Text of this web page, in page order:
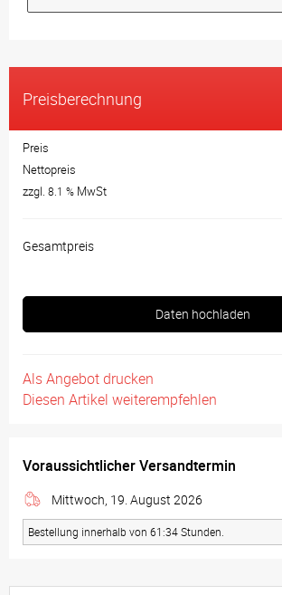
Preisberechnung
Preis
Nettopreis
zzgl. 8.1 % MwSt
Gesamtpreis
Daten hochladen
Als Angebot drucken
Diesen Artikel weiterempfehlen
Voraussichtlicher Versandtermin
Mittwoch, 19. August 2026
Bestellung innerhalb von 61:34 Stunden.